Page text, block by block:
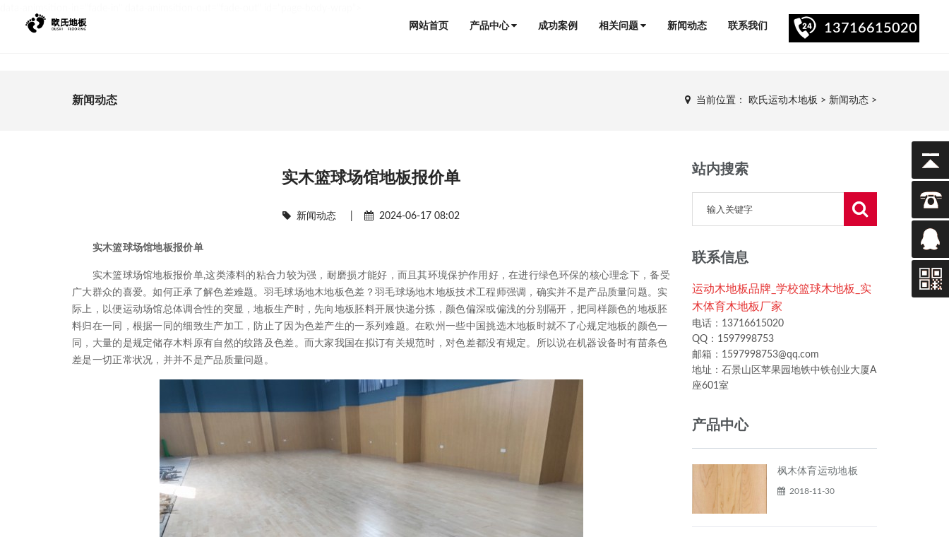
网站首页
产品中心 成功案例 相关问题 新闻动态 联系我们 13716615020
新闻动态 当前位置： 欧氏运动木地板 > 新闻动态 >
实木篮球场馆地板报价单
新闻动态 2024-06-17 08:02
实木篮球场馆地板报价单
实木篮球场馆地板报价单,这类漆料的粘合力较为强，耐磨损才能好，而且其环境保护作用好，在进行绿色环保的核心理念下，备受
广大群众的喜爱。如何正承了解色差难题。羽毛球场地木地板色差？羽毛球场地木地板技术工程师强调，确实并不是产品质量问题。实
际上，以便运动场馆总体调合性的突显，地板生产时，先向地板胚料开展快递分拣，颜色偏深或偏浅的分别隔开，把同样颜色的地板胚
料归在一同，根据一同的细致生产加工，防止了因为色差产生的一系列难题。在欧州一些中国挑选木地板时就不了心规定地板的颜色一
同，大量的是规定储存木料原有自然的纹路及色差。而大家我国在拟订有关规范时，对色差都没有规定。所以说在机器设备时有苗条色
差是一切正常状况，并并不是产品质量问题。
站内搜索
联系信息
运动木地板品牌_学校篮球木地板_实
木体育木地板厂家
电话：13716615020
QQ：1597998753
邮箱：1597998753@qq.com
地址：石景山区苹果园地铁中铁创业大厦A
座601室
产品中心
枫木体育运动地板
2018-11-30